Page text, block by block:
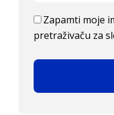
Zapamti moje
pretraživaču za